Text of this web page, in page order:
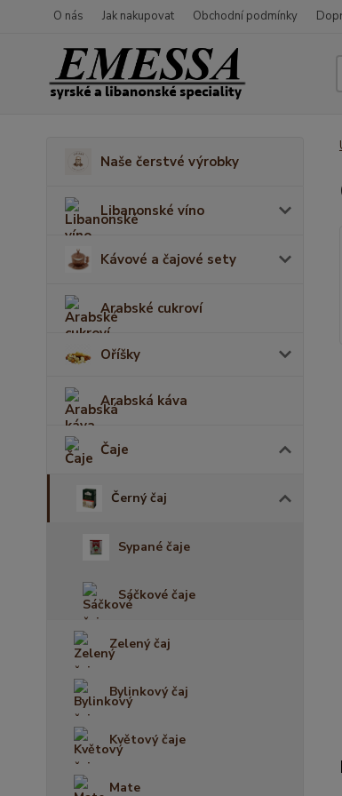
O nás Jak nakupovat Obchodní podmínky
Naše čerstvé výrobky
Libanonské víno
Kávové a čajové sety
Arabské cukroví
Oříšky
Arabská káva
Čaje
Černý čaj
Sypané čaje
Sáčkové čaje
Zelený čaj
Bylinkový čaj
Květový čaje
Mate